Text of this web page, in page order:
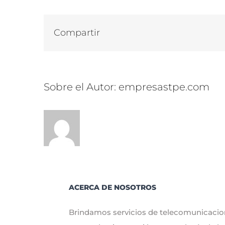
Compartir
Sobre el Autor: empresastpe.com
ACERCA DE NOSOTROS
Brindamos servicios de